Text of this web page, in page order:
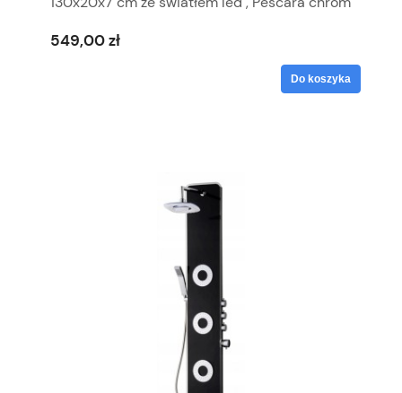
549,00 zł
Do koszyka